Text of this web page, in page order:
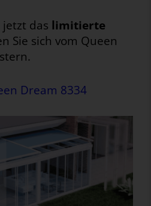
jetzt das limitierte
Sie sich vom Queen
Dream 8334